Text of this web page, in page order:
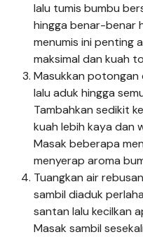
lalu tumis bumbu
hingga benar-benar
menumis ini penting
maksimal dan kuah
Masukkan potongan
lalu aduk hingga
Tambahkan sedikit
kuah lebih kaya dan
Masak beberapa
menyerap aroma
Tuangkan air
sambil diaduk
santan lalu kecilkan
Masak sambil